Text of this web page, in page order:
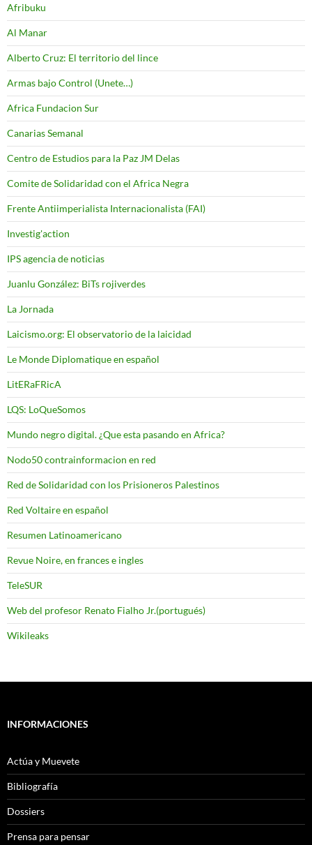
Afribuku
Al Manar
Alberto Cruz: El territorio del lince
Armas bajo Control (Unete…)
Africa Fundacion Sur
Canarias Semanal
Centro de Estudios para la Paz JM Delas
Comite de Solidaridad con el Africa Negra
Frente Antiimperialista Internacionalista (FAI)
Investig'action
IPS agencia de noticias
Juanlu González: BiTs rojiverdes
La Jornada
Laicismo.org: El observatorio de la laicidad
Le Monde Diplomatique en español
LitERaFRicA
LQS: LoQueSomos
Mundo negro digital. ¿Que esta pasando en Africa?
Nodo50 contrainformacion en red
Red de Solidaridad con los Prisioneros Palestinos
Red Voltaire en español
Resumen Latinoamericano
Revue Noire, en frances e ingles
TeleSUR
Web del profesor Renato Fialho Jr.(portugués)
Wikileaks
INFORMACIONES
Actúa y Muevete
Bibliografía
Dossiers
Prensa para pensar